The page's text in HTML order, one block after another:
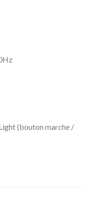
(bouton marche /